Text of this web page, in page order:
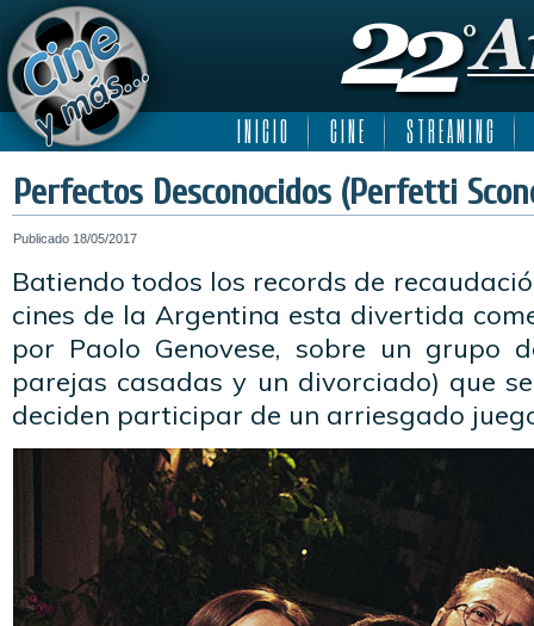
I N I C I O C I N E S T R E A M I N G
Perfectos Desconocidos (Perfetti
Publicado 18/05/2017
Batiendo todos los records de
cines de la Argentina esta divertida
por Paolo Genovese, sobre un grupo
parejas casadas y un divorciado) que
deciden participar de un arriesgado